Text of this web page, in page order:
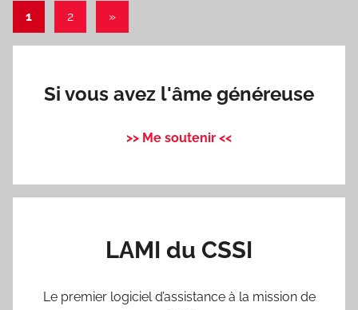
Pagination
des
1 2
Articles
suivants
»
Si vous avez l'âme généreuse
>> Me soutenir <<
LAMI du CSSI
Le premier logiciel d’assistance à la mission de